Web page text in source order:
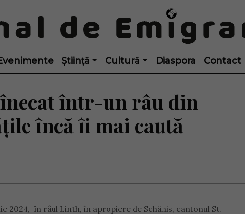
Știință Cultură Diaspora Contact
înecat într-un râu din
încă îi mai caută
2024, în râul Linth, în apropiere de Schänis, cantonul St.